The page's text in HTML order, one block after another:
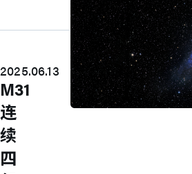
2025.06.13
M31
连
续
四